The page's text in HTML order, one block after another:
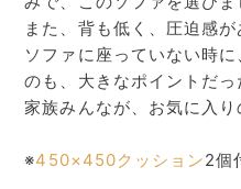
また、背も低く、圧迫感が
ソファに座っていない時
のも、大きなポイントだっ
家族みんなが、お気に入り
※450×450クッション2個